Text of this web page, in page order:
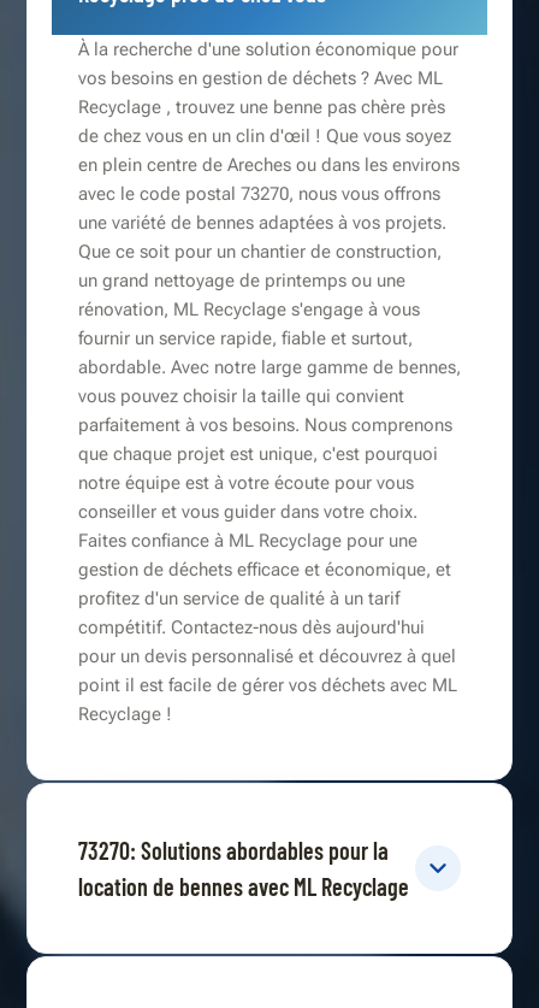
À la recherche d'une solution économique pour
vos besoins en gestion de déchets ? Avec ML
Recyclage , trouvez une benne pas chère près
de chez vous en un clin d'œil ! Que vous soyez
en plein centre de Areches ou dans les environs
avec le code postal 73270, nous vous offrons
une variété de bennes adaptées à vos projets.
Que ce soit pour un chantier de construction,
un grand nettoyage de printemps ou une
rénovation, ML Recyclage s'engage à vous
fournir un service rapide, fiable et surtout,
abordable. Avec notre large gamme de bennes,
vous pouvez choisir la taille qui convient
parfaitement à vos besoins. Nous comprenons
que chaque projet est unique, c'est pourquoi
notre équipe est à votre écoute pour vous
conseiller et vous guider dans votre choix.
Faites confiance à ML Recyclage pour une
gestion de déchets efficace et économique, et
profitez d'un service de qualité à un tarif
compétitif. Contactez-nous dès aujourd'hui
pour un devis personnalisé et découvrez à quel
point il est facile de gérer vos déchets avec ML
Recyclage !
73270: Solutions abordables pour la
location de bennes avec ML Recyclage